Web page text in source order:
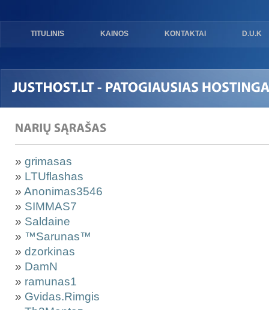
TITULINIS KAINOS KONTAKTAI D.U.K
» grimasas
» LTUflashas
» Anonimas3546
» SIMMAS7
» Saldaine
» ™Sarunas™
» dzorkinas
» DamN
» ramunas1
» Gvidas.Rimgis